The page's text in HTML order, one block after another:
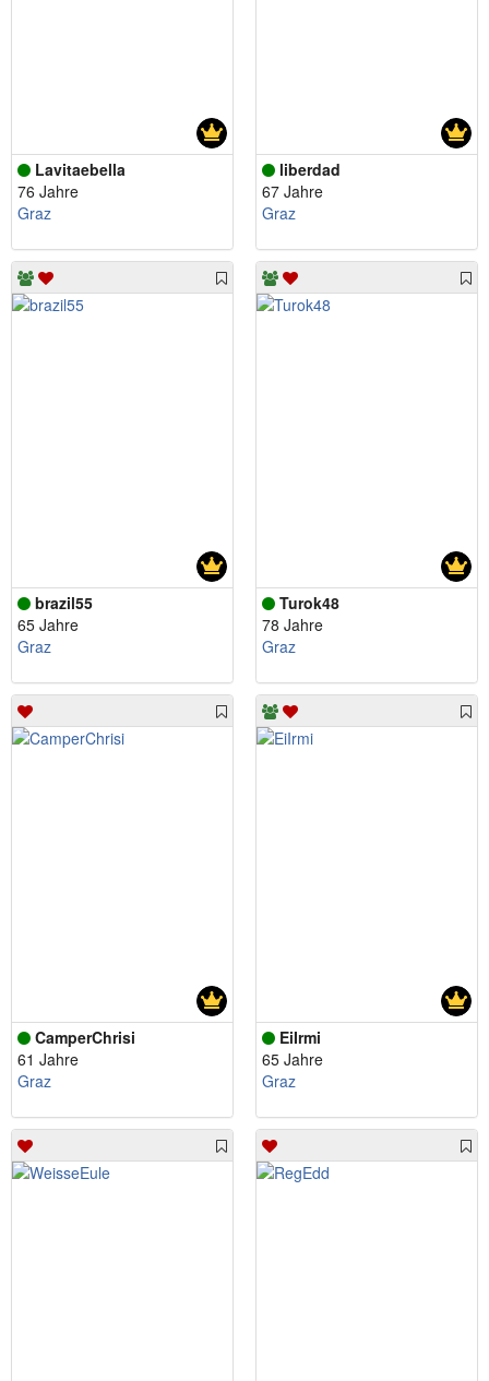
Lavitaebella
76 Jahre
Graz
liberdad
67 Jahre
Graz
brazil55
65 Jahre
Graz
Turok48
78 Jahre
Graz
CamperChrisi
61 Jahre
Graz
EiIrmi
65 Jahre
Graz